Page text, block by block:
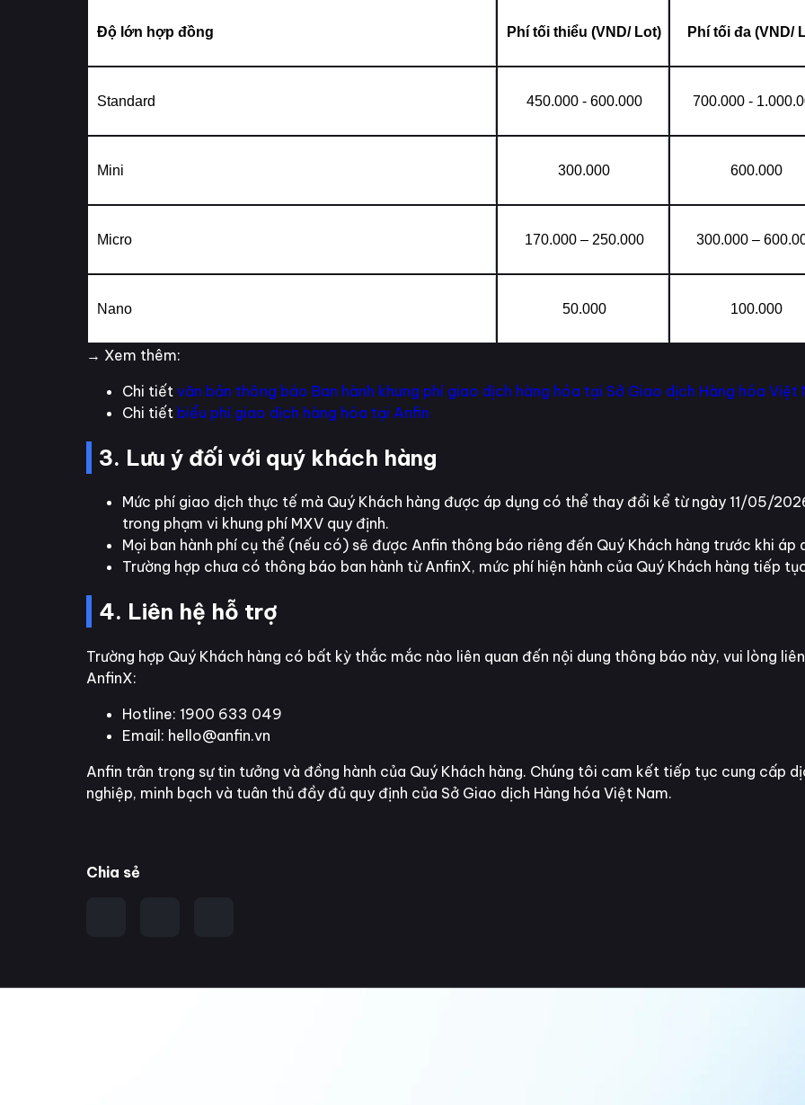
Độ lớn hợp đồng Phí tối thiểu (VND/ Lot) Phí tối đa (VND/
Standard 450.000 - 600.000 700.000 -
Mini 300.000 600.000
Micro 170.000 – 250.000 300.000 –
Nano 50.000 100.000
→ Xem thêm:
Chi tiết văn bản thông báo Ban hành khung phí giao dịch hàng hóa tại Sở Giao dịch Hàng hóa Việt
Chi tiết biểu phí giao dịch hàng hóa tại Anfin
3. Lưu ý đối với quý khách hàng
Mức phí giao dịch thực tế mà Quý Khách hàng được áp dụng có thể thay đổi kể từ ngày 11/05/
trong phạm vi khung phí MXV quy định.
Mọi ban hành phí cụ thể (nếu có) sẽ được Anfin thông báo riêng đến Quý Khách hàng trước khi áp
Trường hợp chưa có thông báo ban hành từ AnfinX, mức phí hiện hành của Quý Khách hàng tiếp
4. Liên hệ hỗ trợ
Trường hợp Quý Khách hàng có bất kỳ thắc mắc nào liên quan đến nội dung thông báo này, vui lòng
AnfinX:
Hotline: 1900 633 049
Email: hello@anfin.vn
Anfin trân trọng sự tin tưởng và đồng hành của Quý Khách hàng. Chúng tôi cam kết tiếp tục cung cấp
nghiệp, minh bạch và tuân thủ đầy đủ quy định của Sở Giao dịch Hàng hóa Việt Nam.
Chia sẻ